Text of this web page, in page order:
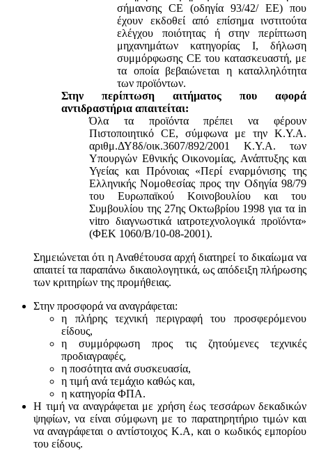
σήμανσης CE (οδηγία 93/42/ ΕΕ) που
έχουν εκδοθεί από επίσημα ινστιτούτα
ελέγχου ποιότητας ή στην περίπτωση
μηχανημάτων κατηγορίας Ι, δήλωση
συμμόρφωσης CE του κατασκευαστή, με
τα οποία βεβαιώνεται η καταλληλότητα
των προϊόντων.
Στην περίπτωση αιτήματος που αφορά
αντιδραστήρια απαιτείται:
Όλα τα προϊόντα πρέπει να φέρουν
Πιστοποιητικό CE, σύμφωνα με την Κ.Υ.Α.
αριθμ.ΔΥ8δ/οικ.3607/892/2001 Κ.Υ.Α. των
Υπουργών Εθνικής Οικονομίας, Ανάπτυξης και
Υγείας και Πρόνοιας «Περί εναρμόνισης της
Ελληνικής Νομοθεσίας προς την Οδηγία 98/79
του Ευρωπαϊκού Κοινοβουλίου και του
Συμβουλίου της 27ης Οκτωβρίου 1998 για τα in
vitro διαγνωστικά ιατροτεχνολογικά προϊόντα»
(ΦΕΚ 1060/Β/10-08-2001).
Σημειώνεται ότι η Αναθέτουσα αρχή διατηρεί το δικαίωμα να
απαιτεί τα παραπάνω δικαιολογητικά, ως απόδειξη πλήρωσης
των κριτηρίων της προμήθειας.
Στην προσφορά να αναγράφεται:
η πλήρης τεχνική περιγραφή του προσφερόμενου
είδους,
η συμμόρφωση προς τις ζητούμενες τεχνικές
προδιαγραφές,
η ποσότητα ανά συσκευασία,
η τιμή ανά τεμάχιο καθώς και,
η κατηγορία ΦΠΑ.
Η τιμή να αναγράφεται με χρήση έως τεσσάρων δεκαδικών
ψηφίων, να είναι σύμφωνη με το παρατηρητήριο τιμών και
να αναγράφεται ο αντίστοιχος Κ.Α, και ο κωδικός εμπορίου
του είδους.